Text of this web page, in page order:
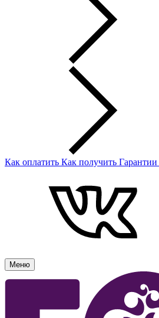
Как оплатить Как получить Гарантии
Меню